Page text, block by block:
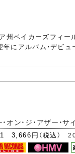
州ベイカーズフィー
にアルバム・デビュ
・オン・ジ・アザー
3,666円（税込）